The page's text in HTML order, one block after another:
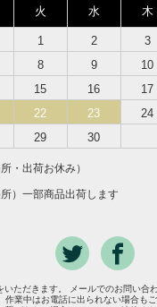
火 水 木
1 2 3
8 9 10
15 16 17
22 23 24
29 30
・出荷お休み）
）一部商品出荷します
ただきます。 メールでのお問い合
業中はお電話に出られない場合も